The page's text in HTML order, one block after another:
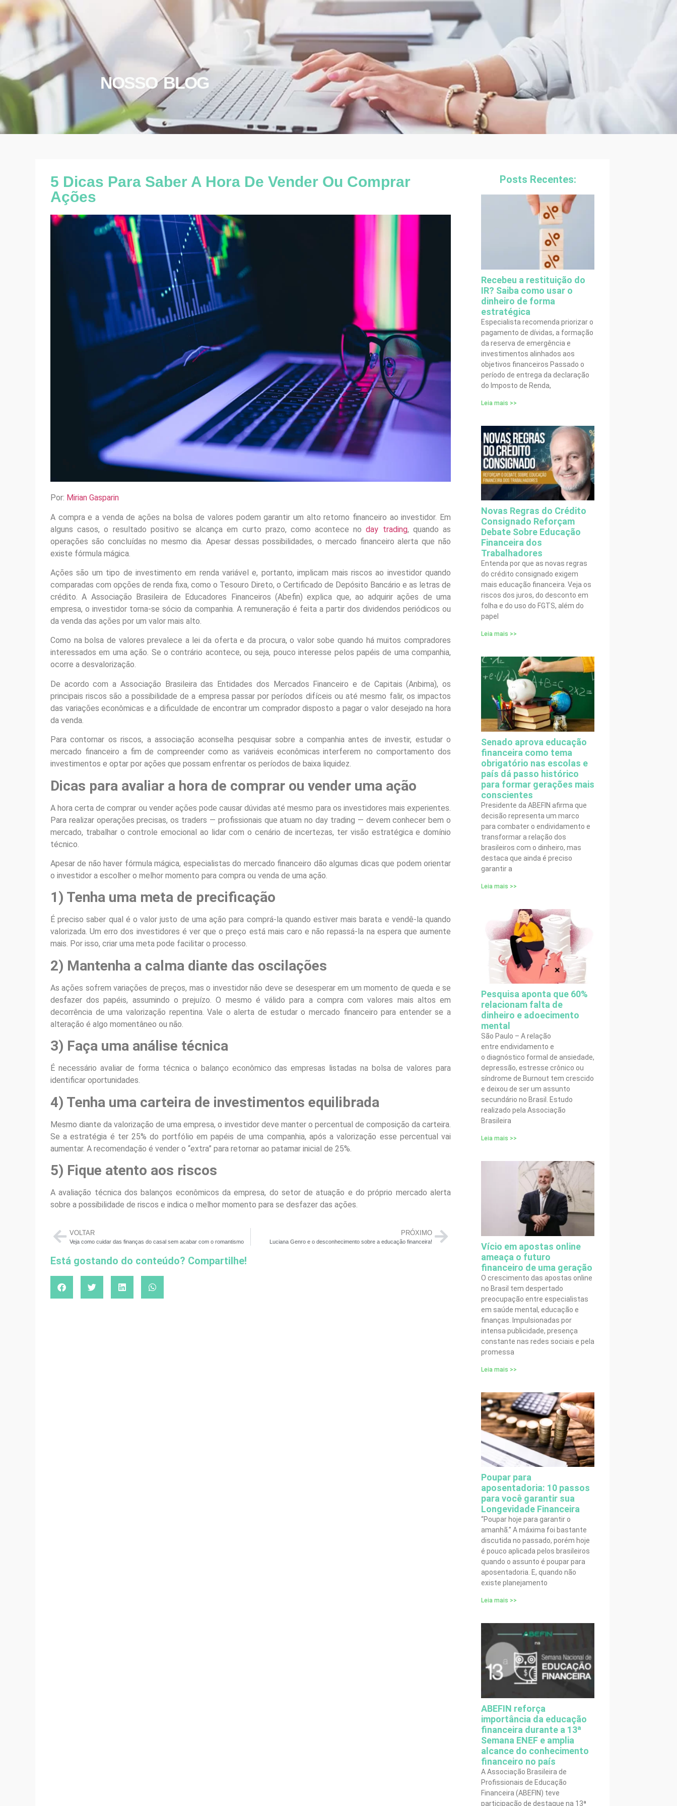
NOSSO BLOG
5 Dicas Para Saber A Hora De Vender Ou Comprar
Ações
Por: Mirian Gasparin
A compra e a venda de ações na bolsa de valores podem garantir um alto retorno financeiro ao investidor. Em
alguns casos, o resultado positivo se alcança em curto prazo, como acontece noday trading, quando as
operações são concluídas no mesmo dia. Apesar dessas possibilidades, o mercado financeiro alerta que não
existe fórmula mágica.
Ações são um tipo de investimento em renda variável e, portanto, implicam mais riscos ao investidor quando
comparadas com opções de renda fixa, como o Tesouro Direto, o Certificado de Depósito Bancário e as letras de
crédito. A Associação Brasileira de Educadores Financeiros (Abefin) explica que, ao adquirir ações de uma
empresa, o investidor torna-se sócio da companhia. A remuneração é feita a partir dos dividendos periódicos ou
da venda das ações por um valor mais alto.
Como na bolsa de valores prevalece a lei da oferta e da procura, o valor sobe quando há muitos compradores
interessados em uma ação. Se o contrário acontece, ou seja, pouco interesse pelos papéis de uma companhia,
ocorre a desvalorização.
De acordo com a Associação Brasileira das Entidades dos Mercados Financeiro e de Capitais (Anbima), os
principais riscos são a possibilidade de a empresa passar por períodos difíceis ou até mesmo falir, os impactos
das variações econômicas e a dificuldade de encontrar um comprador disposto a pagar o valor desejado na hora
da venda.
Para contornar os riscos, a associação aconselha pesquisar sobre a companhia antes de investir, estudar o
mercado financeiro a fim de compreender como as variáveis econômicas interferem no comportamento dos
investimentos e optar por ações que possam enfrentar os períodos de baixa liquidez.
Dicas para avaliar a hora de comprar ou vender uma ação
A hora certa de comprar ou vender ações pode causar dúvidas até mesmo para os investidores mais experientes.
Para realizar operações precisas, os traders — profissionais que atuam no day trading — devem conhecer bem o
mercado, trabalhar o controle emocional ao lidar com o cenário de incertezas, ter visão estratégica e domínio
técnico.
Apesar de não haver fórmula mágica, especialistas do mercado financeiro dão algumas dicas que podem orientar
o investidor a escolher o melhor momento para compra ou venda de uma ação.
1) Tenha uma meta de precificação
É preciso saber qual é o valor justo de uma ação para comprá-la quando estiver mais barata e vendê-la quando
valorizada. Um erro dos investidores é ver que o preço está mais caro e não repassá-la na espera que aumente
mais. Por isso, criar uma meta pode facilitar o processo.
2) Mantenha a calma diante das oscilações
As ações sofrem variações de preços, mas o investidor não deve se desesperar em um momento de queda e se
desfazer dos papéis, assumindo o prejuízo. O mesmo é válido para a compra com valores mais altos em
decorrência de uma valorização repentina. Vale o alerta de estudar o mercado financeiro para entender se a
alteração é algo momentâneo ou não.
3) Faça uma análise técnica
É necessário avaliar de forma técnica o balanço econômico das empresas listadas na bolsa de valores para
identificar oportunidades.
4) Tenha uma carteira de investimentos equilibrada
Mesmo diante da valorização de uma empresa, o investidor deve manter o percentual de composição da carteira.
Se a estratégia é ter 25% do portfólio em papéis de uma companhia, após a valorização esse percentual vai
aumentar. A recomendação é vender o “extra” para retornar ao patamar inicial de 25%.
5) Fique atento aos riscos
A avaliação técnica dos balanços econômicos da empresa, do setor de atuação e do próprio mercado alerta
sobre a possibilidade de riscos e indica o melhor momento para se desfazer das ações.
VOLTAR
Veja como cuidar das finanças do casal sem acabar com o romantismo
PRÓXIMO
Luciana Genro e o desconhecimento sobre a educação financeira!
Está gostando do conteúdo? Compartilhe!
Posts Recentes:
Recebeu a restituição do
IR? Saiba como usar o
dinheiro de forma
estratégica
Especialista recomenda priorizar o
pagamento de dívidas, a formação
da reserva de emergência e
investimentos alinhados aos
objetivos financeiros Passado o
período de entrega da declaração
do Imposto de Renda,
Leia mais >>
Novas Regras do Crédito
Consignado Reforçam
Debate Sobre Educação
Financeira dos
Trabalhadores
Entenda por que as novas regras
do crédito consignado exigem
mais educação financeira. Veja os
riscos dos juros, do desconto em
folha e do uso do FGTS, além do
papel
Leia mais >>
Senado aprova educação
financeira como tema
obrigatório nas escolas e
país dá passo histórico
para formar gerações mais
conscientes
Presidente da ABEFIN afirma que
decisão representa um marco
para combater o endividamento e
transformar a relação dos
brasileiros com o dinheiro, mas
destaca que ainda é preciso
garantir a
Leia mais >>
Pesquisa aponta que 60%
relacionam falta de
dinheiro e adoecimento
mental
São Paulo – A relação
entre endividamento e
o diagnóstico formal de ansiedade,
depressão, estresse crônico ou
síndrome de Burnout tem crescido
e deixou de ser um assunto
secundário no Brasil. Estudo
realizado pela Associação
Brasileira
Leia mais >>
Vício em apostas online
ameaça o futuro
financeiro de uma geração
O crescimento das apostas online
no Brasil tem despertado
preocupação entre especialistas
em saúde mental, educação e
finanças. Impulsionadas por
intensa publicidade, presença
constante nas redes sociais e pela
promessa
Leia mais >>
Poupar para
aposentadoria: 10 passos
para você garantir sua
Longevidade Financeira
“Poupar hoje para garantir o
amanhã.” A máxima foi bastante
discutida no passado, porém hoje
é pouco aplicada pelos brasileiros
quando o assunto é poupar para
aposentadoria. E, quando não
existe planejamento
Leia mais >>
ABEFIN reforça
importância da educação
financeira durante a 13ª
Semana ENEF e amplia
alcance do conhecimento
financeiro no país
A Associação Brasileira de
Profissionais de Educação
Financeira (ABEFIN) teve
participação de destaque na 13ª